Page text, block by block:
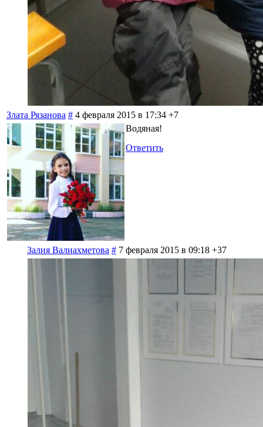
Злата Рязанова # 4 февраля 2015 в 17:34 +7
Водяная!
Ответить
Залия Валиахметова # 7 февраля 2015 в 09:18 +37